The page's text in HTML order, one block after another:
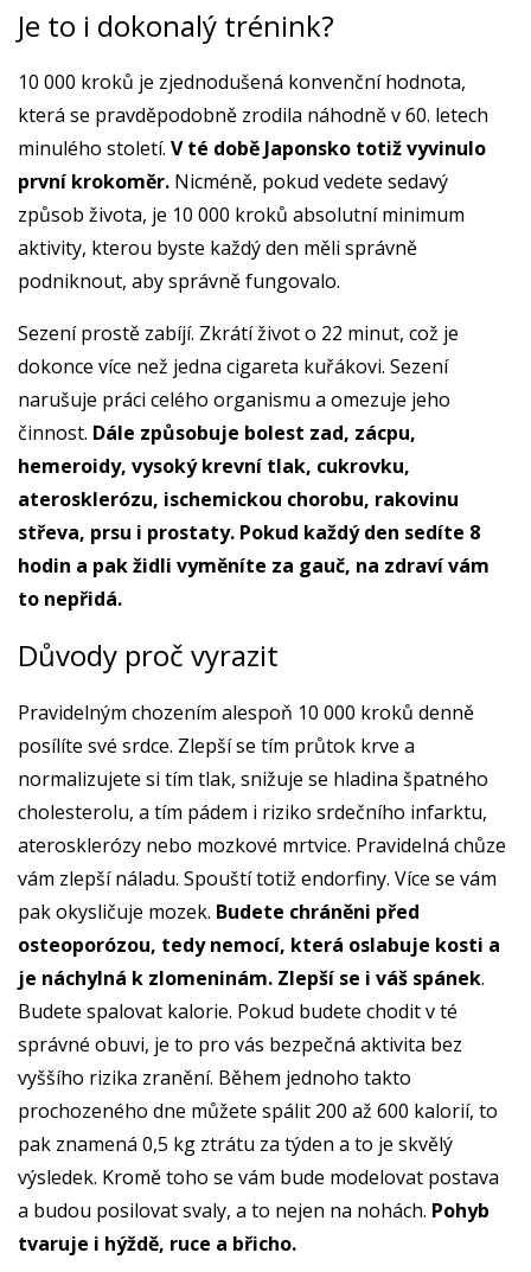
Je to i dokonalý trénink?
10 000 kroků je zjednodušená konvenční hodnota,
která se pravděpodobně zrodila náhodně v 60. letech
minulého století. V té době Japonsko totiž vyvinulo
první krokoměr. Nicméně, pokud vedete sedavý
způsob života, je 10 000 kroků absolutní minimum
aktivity, kterou byste každý den měli správně
podniknout, aby správně fungovalo.
Sezení prostě zabíjí. Zkrátí život o 22 minut, což je
dokonce více než jedna cigareta kuřákovi. Sezení
narušuje práci celého organismu a omezuje jeho
činnost. Dále způsobuje bolest zad, zácpu,
hemeroidy, vysoký krevní tlak, cukrovku,
aterosklerózu, ischemickou chorobu, rakovinu
střeva, prsu i prostaty. Pokud každý den sedíte 8
hodin a pak židli vyměníte za gauč, na zdraví vám
to nepřidá.
Důvody proč vyrazit
Pravidelným chozením alespoň 10 000 kroků denně
posílíte své srdce. Zlepší se tím průtok krve a
normalizujete si tím tlak, snižuje se hladina špatného
cholesterolu, a tím pádem i riziko srdečního infarktu,
aterosklerózy nebo mozkové mrtvice. Pravidelná chůze
vám zlepší náladu. Spouští totiž endorfiny. Více se vám
pak okysličuje mozek. Budete chráněni před
osteoporózou, tedy nemocí, která oslabuje kosti a
je náchylná k zlomeninám. Zlepší se i váš spánek.
Budete spalovat kalorie. Pokud budete chodit v té
správné obuvi, je to pro vás bezpečná aktivita bez
vyššího rizika zranění. Během jednoho takto
prochozeného dne můžete spálit 200 až 600 kalorií, to
pak znamená 0,5 kg ztrátu za týden a to je skvělý
výsledek. Kromě toho se vám bude modelovat postava
a budou posilovat svaly, a to nejen na nohách. Pohyb
tvaruje i hýždě, ruce a břicho.